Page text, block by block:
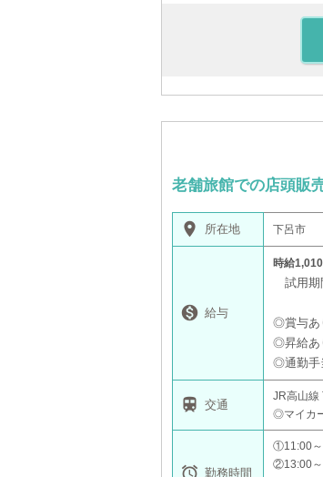
老舗旅館での店頭販
place 所在地 下呂市
 給与
時給
試用期
◎賞与あ
◎昇給あ
◎通勤手
 交通
JR高山線
◎マイカ
勤務時間
①11:00
②13:00